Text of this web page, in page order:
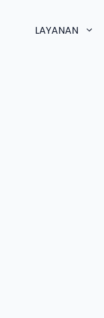
LAYANAN